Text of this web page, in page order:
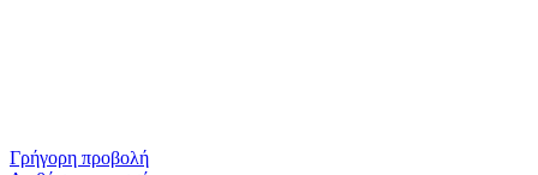
Γρήγορη προβολή